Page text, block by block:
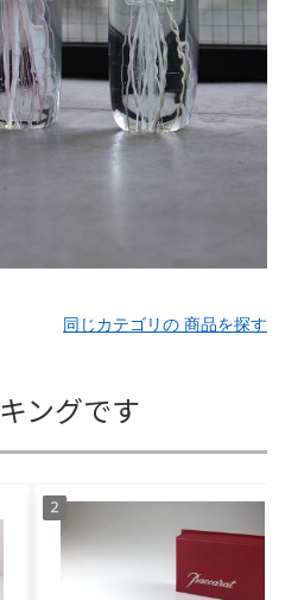
同じカテゴリの 商品を探す
ングです